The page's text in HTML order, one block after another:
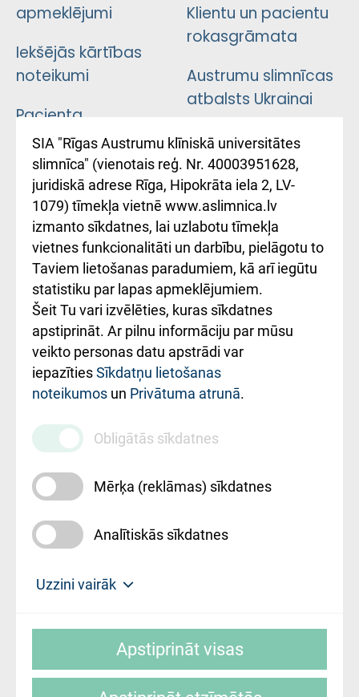
apmeklējumi
Iekšējās kārtības
noteikumi
Pacienta
atsauksmju/sūdzību
iesniegšanas
kārtība
Kā pie mums nokļūt
Rēķinu apmaksas
ceļvedis
Rekvizīti un
ārstniecības
iestādes kods
010000234
Maksas
pakalpojumu
cenrādis
Klientu un pacientu
rokasgrāmata
Austrumu slimnīcas
atbalsts Ukrainai
Підтримка Східної
лікарні та співпраця з
Україною
SIA "Rīgas Austrumu klīniskā universitātes
slimnīca" (vienotais reģ. Nr. 40003951628,
juridiskā adrese Rīga, Hipokrāta iela 2, LV-
1079) tīmekļa vietnē www.aslimnica.lv
izmanto sīkdatnes, lai uzlabotu tīmekļa
vietnes funkcionalitāti un darbību, pielāgotu to
Taviem lietošanas paradumiem, kā arī iegūtu
statistiku par lapas apmeklējumiem.
Šeit Tu vari izvēlēties, kuras sīkdatnes
apstiprināt. Ar pilnu informāciju par mūsu
veikto personas datu apstrādi var
iepazītiesSīkdatņu lietošanas
noteikumos un Privātuma atrunā.
Obligātās sīkdatnes
Mērķa (reklāmas) sīkdatnes
Analītiskās sīkdatnes
Uzzini vairāk
slimnīca, turpmāk – Pārzinis, sīkdatņu
Apstiprināt visas